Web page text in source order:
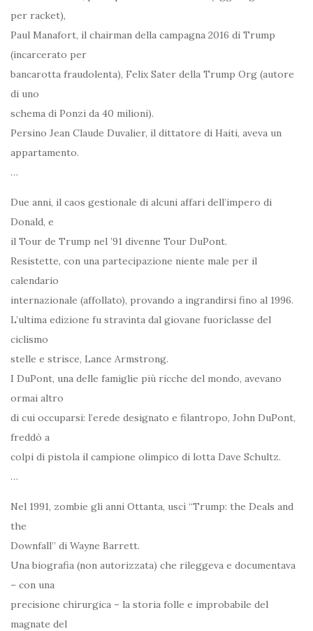
per racket),
Paul Manafort, il chairman della campagna 2016 di Trump
(incarcerato per
bancarotta fraudolenta), Felix Sater della Trump Org (autore
di uno
schema di Ponzi da 40 milioni).
Persino Jean Claude Duvalier, il dittatore di Haiti, aveva un
appartamento.
…
Due anni, il caos gestionale di alcuni affari dell’impero di
Donald, e
il Tour de Trump nel ’91 divenne Tour DuPont.
Resistette, con una partecipazione niente male per il
calendario
internazionale (affollato), provando a ingrandirsi fino al 1996.
L’ultima edizione fu stravinta dal giovane fuoriclasse del
ciclismo
stelle e strisce, Lance Armstrong.
I DuPont, una delle famiglie più ricche del mondo, avevano
ormai altro
di cui occuparsi: l’erede designato e filantropo, John DuPont,
freddò a
colpi di pistola il campione olimpico di lotta Dave Schultz.
…
Nel 1991, zombie gli anni Ottanta, uscì “Trump: the Deals and
the
Downfall” di Wayne Barrett.
Una biografia (non autorizzata) che rileggeva e documentava
– con una
precisione chirurgica – la storia folle e improbabile del
magnate del